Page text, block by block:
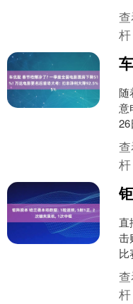
的
查
杆
随
意
告
查
杆
直
击
比
杆